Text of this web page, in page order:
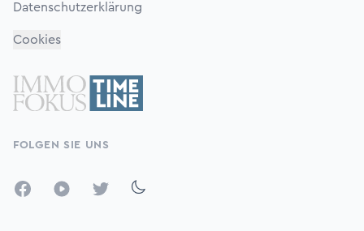
Datenschutzerklärung
Cookies
FOLGEN SIE UNS
FacebookYouTubeTwitter